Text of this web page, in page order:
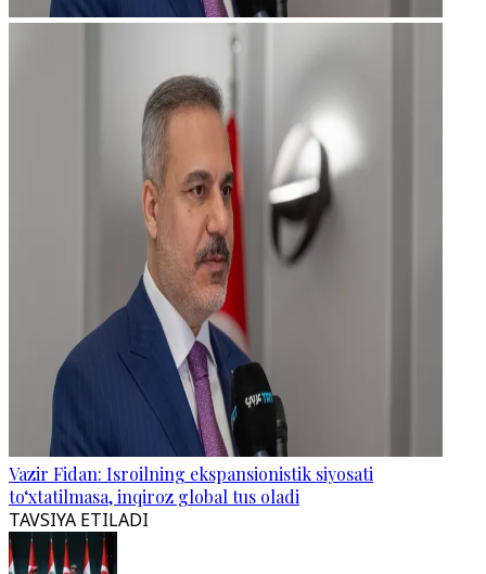
Vazir Fidan: Isroilning ekspansionistik siyosati
to‘xtatilmasa, inqiroz global tus oladi
TAVSIYA ETILADI